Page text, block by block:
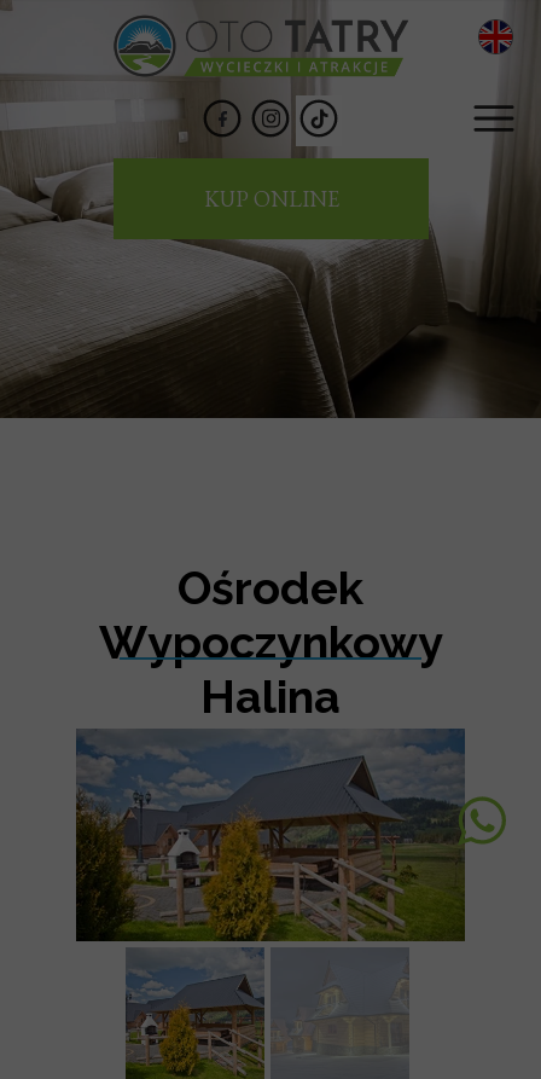
KUP ONLINE
Ośrodek
Wypoczynkowy
Halina